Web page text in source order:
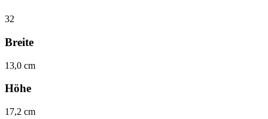
32
Breite
13,0 cm
Höhe
17,2 cm